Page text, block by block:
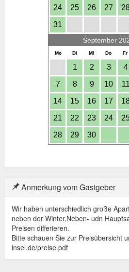
24 25 26 27
31
September
Mo Di Mi Do Fr
1 2 3 4
7 8 9 10 11
14 15 16 17
21 22 23 24
28 29 30
Anmerkung vom Gastgeber
Wir haben unterschiedlich große
neben der Winter,Neben- udn
Preisen differieren.
Bitte schauen Sie zur Preisübersicht
insel.de/preise.pdf